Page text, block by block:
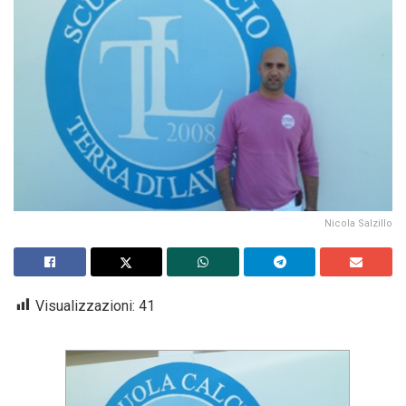
Nicola Salzillo
Visualizzazioni: 41